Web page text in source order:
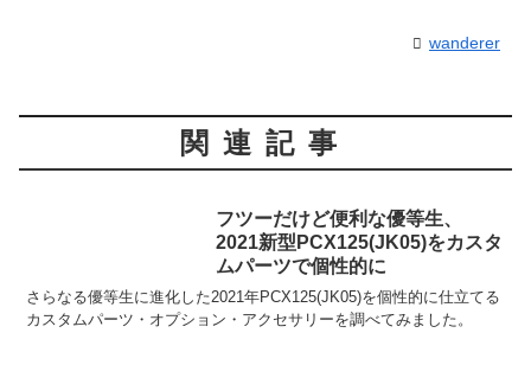
wanderer
関連記事
フツーだけど便利な優等生、
2021新型PCX125(JK05)をカスタ
ムパーツで個性的に
さらなる優等生に進化した2021年PCX125(JK05)を個性的に仕立てる
カスタムパーツ・オプション・アクセサリーを調べてみました。